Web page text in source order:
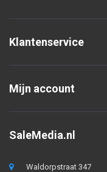
Klantenservice
Mijn account
SaleMedia.nl
Waldorpstraat 347